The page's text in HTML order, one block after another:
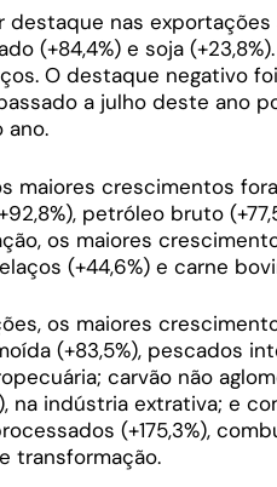
nas
(+84,4%) e soja
O destaque negativo
a julho deste ano
ano.
maiores crescimentos
petróleo bruto
os maiores
(+44,6%) e carne
os maiores
(+83,5%), pescados
carvão não
na indústria extrativa; e
(+175,3%),
transformação.